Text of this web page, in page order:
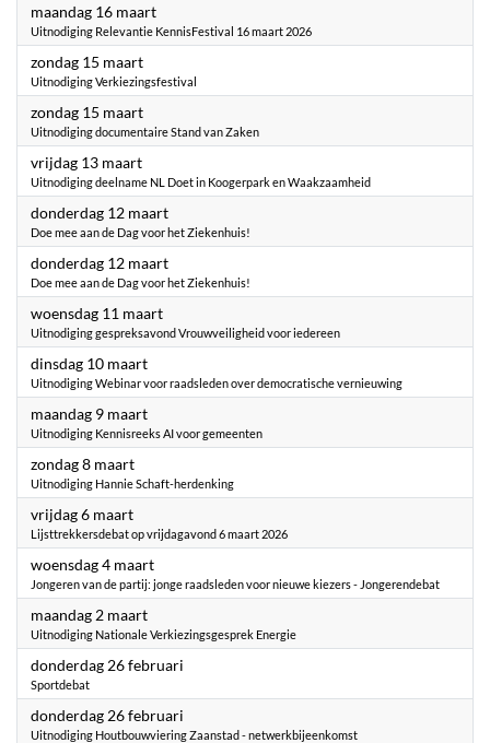
maandag 16 maart2026
Uitnodiging Relevantie KennisFestival 16 maart 2026
zondag 15 maart2026
Uitnodiging Verkiezingsfestival
zondag 15 maart2026
Uitnodiging documentaire Stand van Zaken
vrijdag 13 maart2026
Uitnodiging deelname NL Doet in Koogerpark en Waakzaamheid
donderdag 12 maart2026
Doe mee aan de Dag voor het Ziekenhuis!
donderdag 12 maart2026
Doe mee aan de Dag voor het Ziekenhuis!
woensdag 11 maart2026
Uitnodiging gespreksavond Vrouwveiligheid voor iedereen
dinsdag 10 maart2026
Uitnodiging Webinar voor raadsleden over democratische vernieuwing
maandag 9 maart2026
Uitnodiging Kennisreeks AI voor gemeenten
zondag 8 maart2026
Uitnodiging Hannie Schaft-herdenking
vrijdag 6 maart2026
Lijsttrekkersdebat op vrijdagavond 6 maart 2026
woensdag 4 maart2026
Jongeren van de partij: jonge raadsleden voor nieuwe kiezers - Jongerendebat
maandag 2 maart2026
Uitnodiging Nationale Verkiezingsgesprek Energie
donderdag 26 februari
Sportdebat
donderdag 26 februari
Uitnodiging Houtbouwviering Zaanstad - netwerkbijeenkomst